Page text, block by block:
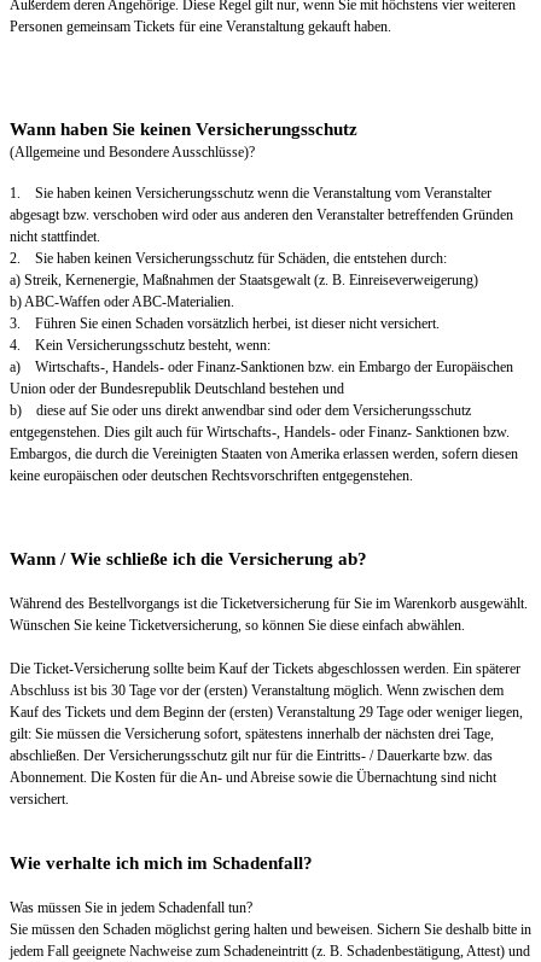
Außerdem deren Angehörige. Diese Regel gilt nur, wenn Sie mit höchstens vier weiteren
Personen gemeinsam Tickets für eine Veranstaltung gekauft haben.
Wann haben Sie keinen Versicherungsschutz
(Allgemeine und Besondere Ausschlüsse)?
1. Sie haben keinen Versicherungsschutz wenn die Veranstaltung vom Veranstalter
abgesagt bzw. verschoben wird oder aus anderen den Veranstalter betreffenden Gründen
nicht stattfindet.
2. Sie haben keinen Versicherungsschutz für Schäden, die entstehen durch:
a) Streik, Kernenergie, Maßnahmen der Staatsgewalt (z. B. Einreiseverweigerung)
b) ABC-Waffen oder ABC-Materialien.
3. Führen Sie einen Schaden vorsätzlich herbei, ist dieser nicht versichert.
4. Kein Versicherungsschutz besteht, wenn:
a) Wirtschafts-, Handels- oder Finanz-Sanktionen bzw. ein Embargo der Europäischen
Union oder der Bundesrepublik Deutschland bestehen und
b) diese auf Sie oder uns direkt anwendbar sind oder dem Versicherungsschutz
entgegenstehen. Dies gilt auch für Wirtschafts-, Handels- oder Finanz- Sanktionen bzw.
Embargos, die durch die Vereinigten Staaten von Amerika erlassen werden, sofern diesen
keine europäischen oder deutschen Rechtsvorschriften entgegenstehen.
Wann / Wie schließe ich die Versicherung ab?
Während des Bestellvorgangs ist die Ticketversicherung für Sie im Warenkorb ausgewählt.
Wünschen Sie keine Ticketversicherung, so können Sie diese einfach abwählen.
Die Ticket-Versicherung sollte beim Kauf der Tickets abgeschlossen werden. Ein späterer
Abschluss ist bis 30 Tage vor der (ersten) Veranstaltung möglich. Wenn zwischen dem
Kauf des Tickets und dem Beginn der (ersten) Veranstaltung 29 Tage oder weniger liegen,
gilt: Sie müssen die Versicherung sofort, spätestens innerhalb der nächsten drei Tage,
abschließen. Der Versicherungsschutz gilt nur für die Eintritts- / Dauerkarte bzw. das
Abonnement. Die Kosten für die An- und Abreise sowie die Übernachtung sind nicht
versichert.
Wie verhalte ich mich im Schadenfall?
Was müssen Sie in jedem Schadenfall tun?
Sie müssen den Schaden möglichst gering halten und beweisen. Sichern Sie deshalb bitte in
jedem Fall geeignete Nachweise zum Schadeneintritt (z. B. Schadenbestätigung, Attest) und